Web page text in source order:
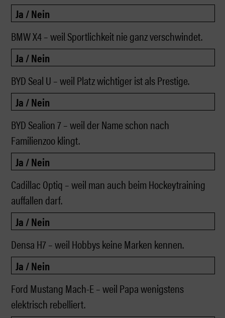
BMW X4 – weil Sportlichkeit nie ganz verschwindet.
BYD Seal U – weil Platz wichtiger ist als Prestige.
BYD Sealion 7 – weil der Name schon nach
Familienzoo klingt.
Cadillac Optiq – weil man auch beim Hockeytraining
auffallen darf.
Densa H7 – weil Hobbys keine Marken kennen.
Ford Mustang Mach-E – weil Papa wenigstens
elektrisch rebelliert.